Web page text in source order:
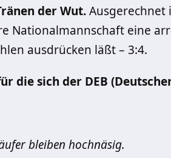
der Wut.Ausgerechnet
Nationalmannschaft eine
ausdrücken läßt – 3:4.
die sich der DEB
bleiben hochnäsig.